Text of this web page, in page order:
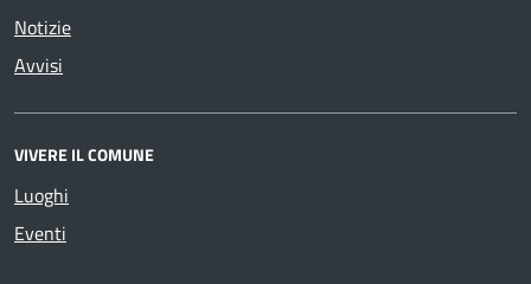
Notizie
Avvisi
VIVERE IL COMUNE
Luoghi
Eventi